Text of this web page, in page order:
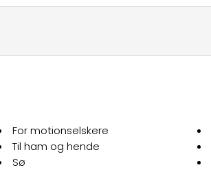
For motionselskere
Til ham og hende
Sø